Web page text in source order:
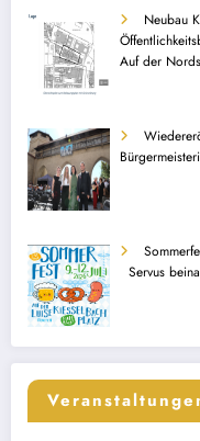
Neubau
Auf der
Servus